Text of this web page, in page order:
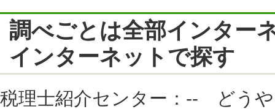
調べごとは全部インター
インターネットで探す
税理士紹介センター：-- どう